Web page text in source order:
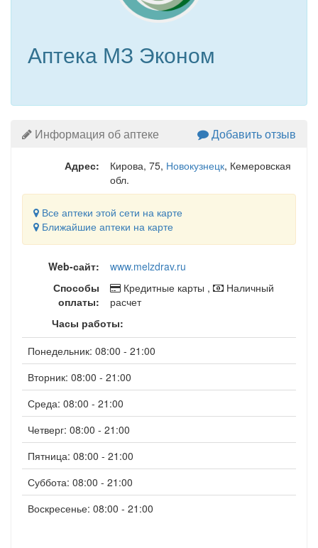
Аптека МЗ Эконом
Информация об аптеке Добавить отзыв
Адрес: Кирова, 75, Новокузнецк, Кемеровская
обл.
Все аптеки этой сети на карте
Ближайшие аптеки на карте
Web-сайт:
www.melzdrav.ru
Способы
оплаты:
Кредитные карты ,
Наличный
расчет
Часы работы:
Понедельник: 08:00 - 21:00
Вторник: 08:00 - 21:00
Среда: 08:00 - 21:00
Четверг: 08:00 - 21:00
Пятница: 08:00 - 21:00
Суббота: 08:00 - 21:00
Воскресенье: 08:00 - 21:00